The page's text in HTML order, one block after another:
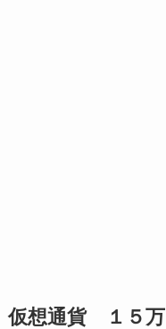
仮想通貨 １５万